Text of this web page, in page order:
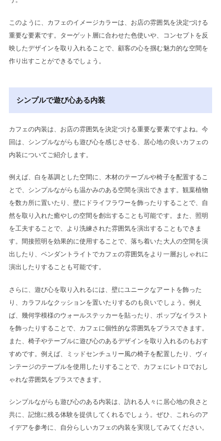
このように、カフェのイメージカラーは、お店の雰囲気を決定づける
重要な要素です。ターゲット層に合わせた色使いや、コンセプトを反
映したデザインを取り入れることで、顧客の心を掴む魅力的な空間を
作り出すことができるでしょう。
シンプルで遊び心ある内装
カフェの内装は、お店の雰囲気を決定づける重要な要素ですよね。今
回は、シンプルながらも遊び心を感じさせる、居心地の良いカフェの
内装についてご紹介します。
例えば、白を基調とした空間に、木材のテーブルや椅子を配置するこ
とで、シンプルながらも温かみのある空間を演出できます。観葉植物
を数カ所に置いたり、壁にドライフラワーを飾ったりすることで、自
然を取り入れた癒やしの空間を創出することも可能です。また、照明
を工夫することで、より洗練された雰囲気を演出することもできま
す。間接照明を効果的に使用することで、落ち着いた大人の空間を演
出したり、ペンダントライトでカフェの雰囲気をより一層おしゃれに
演出したりすることも可能です。
さらに、遊び心を取り入れるには、壁にユニークなアートを飾った
り、カラフルなクッションを置いたりするのも良いでしょう。例え
ば、幾何学模様のウォールステッカーを貼ったり、ポップなイラスト
を飾ったりすることで、カフェに個性的な雰囲気をプラスできます。
また、椅子やテーブルに遊び心のあるデザインを取り入れるのもおす
すめです。例えば、ミッドセンチュリー風の椅子を配置したり、ヴィ
ンテージのテーブルを使用したりすることで、カフェにレトロでおし
ゃれな雰囲気をプラスできます。
シンプルながらも遊び心のある内装は、訪れる人々に居心地の良さと
共に、記憶に残る体験を提供してくれるでしょう。ぜひ、これらのア
イデアを参考に、自分らしいカフェの内装を実現してみてください。